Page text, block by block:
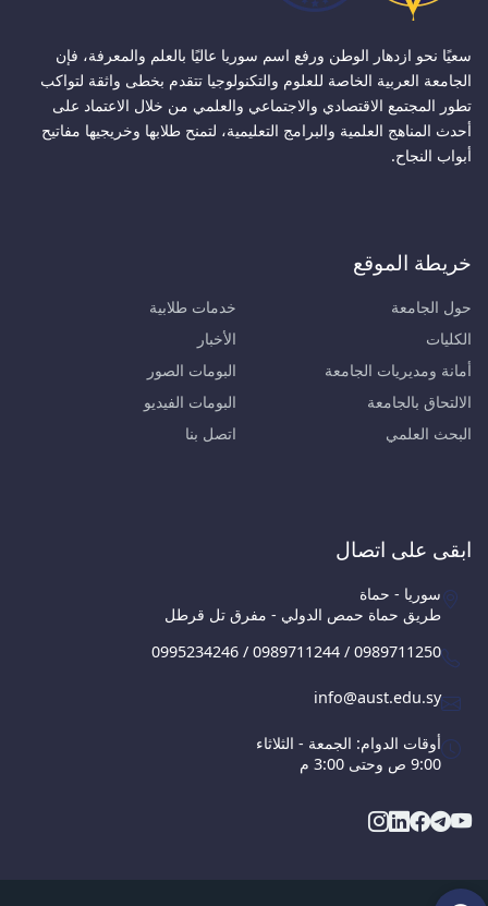
سعيًا نحو ازدهار الوطن ورفع اسم سوريا عاليًا بالعلم والمعرفة، فإن
الجامعة العربية الخاصة للعلوم والتكنولوجيا تتقدم بخطى واثقة لتواكب
تطور المجتمع الاقتصادي والاجتماعي والعلمي من خلال الاعتماد على
أحدث المناهج العلمية والبرامج التعليمية، لتمنح طلابها وخريجيها مفاتيح
أبواب النجاح.
خريطة الموقع
حول الجامعة
الكليات
أمانة ومديريات الجامعة
الالتحاق بالجامعة
البحث العلمي
خدمات طلابية
الأخبار
البومات الصور
البومات الفيديو
اتصل بنا
ابقى على اتصال
سوريا - حماة
طريق حماة حمص الدولي - مفرق تل قرطل
0995234246 / 0989711244 / 0989711250
info@aust.edu.sy
أوقات الدوام: الجمعة - الثلاثاء
9:00 ص وحتى 3:00 م